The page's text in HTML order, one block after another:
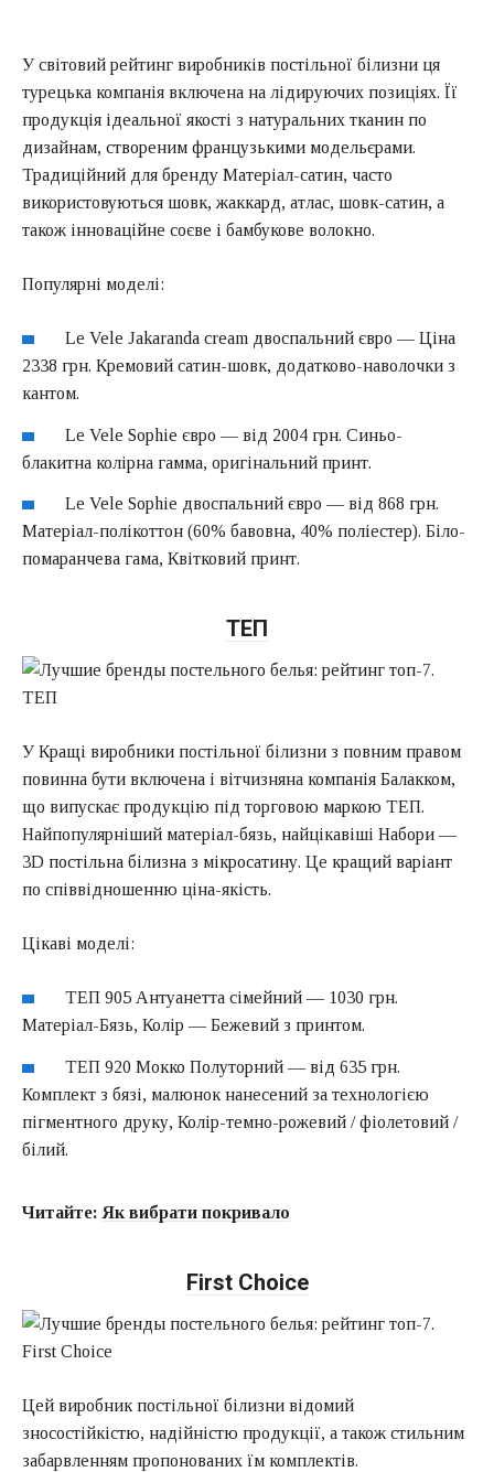
У світовий рейтинг виробників постільної білизни ця
турецька компанія включена на лідируючих позиціях. Її
продукція ідеальної якості з натуральних тканин по
дизайнам, створеним французькими модельєрами.
Традиційний для бренду Матеріал-сатин, часто
використовуються шовк, жаккард, атлас, шовк-сатин, а
також інноваційне соєве і бамбукове волокно.
Популярні моделі:
Le Vele Jakaranda cream двоспальний євро — Ціна
2338 грн. Кремовий сатин-шовк, додатково-наволочки з
кантом.
Le Vele Sophie євро — від 2004 грн. Синьо-
блакитна колірна гамма, оригінальний принт.
Le Vele Sophie двоспальний євро — від 868 грн.
Матеріал-полікоттон (60% бавовна, 40% поліестер). Біло-
помаранчева гама, Квітковий принт.
ТЕП
У Кращі виробники постільної білизни з повним правом
повинна бути включена і вітчизняна компанія Балакком,
що випускає продукцію під торговою маркою ТЕП.
Найпопулярніший матеріал-бязь, найцікавіші Набори —
3D постільна білизна з мікросатину. Це кращий варіант
по співвідношенню ціна-якість.
Цікаві моделі:
ТЕП 905 Антуанетта сімейний — 1030 грн.
Матеріал-Бязь, Колір — Бежевий з принтом.
ТЕП 920 Мокко Полуторний — від 635 грн.
Комплект з бязі, малюнок нанесений за технологією
пігментного друку, Колір-темно-рожевий / фіолетовий /
білий.
Читайте: Як вибрати покривало
First Choice
Цей виробник постільної білизни відомий
зносостійкістю, надійністю продукції, а також стильним
забарвленням пропонованих їм комплектів.